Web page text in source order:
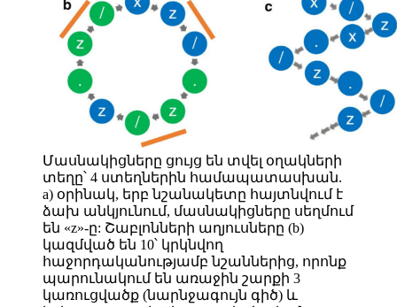
Մասնակիցները ցույց են տվել օղակների
տեղը՝ 4 ստեղներին համապատասխան.
a) օրինակ, երբ նշանակետը հայտնվում է
ձախ անկյունում, մասնակիցները սեղմում
են «z»-ը: Շաբլոնների աղյուսները (b)
կազմված են 10՝ կրկնվող
հաջորդականությամբ նշաններից, որոնք
պարունակում են առաջին շարքի 3
կառուցվածք (նարնջագույն գիծ) և